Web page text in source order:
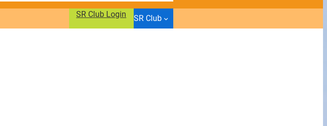
SR Club Login SR Club